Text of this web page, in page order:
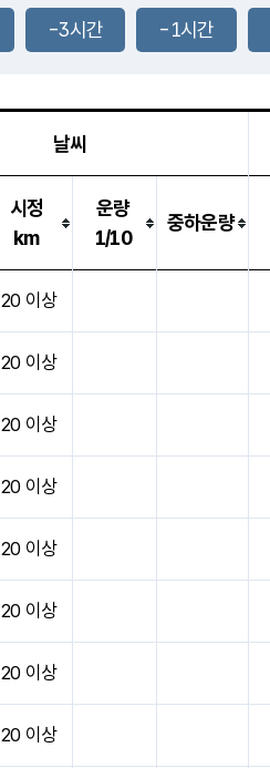
1.2m/s
-3시간 -1시간
날씨
시정
km
운량
1/10
중하운량
20 이상
20 이상
20 이상
20 이상
20 이상
20 이상
20 이상
20 이상